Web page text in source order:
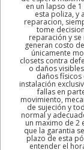
en un lapso de
esta poliza, y
reparacion,
tome
reparación y
generan costo
únicamente
closets contra
o daños
daños físicos
instalación
fallas en
movimiento,
de sujeción y
normal y
un maximo de 2
que la garantia
plazo de esta
entender el